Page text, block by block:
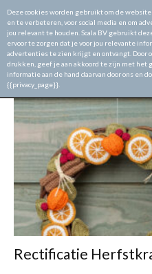
Home Tags Rectificiatie
TAG:
Rectificatie
Deze cookies worden gebruikt om de
en te verbeteren, voor social media en om
jou relevant te houden. Scala BV gebruikt
ervoor te zorgen dat je voor jou relevante
advertenties te zien krijgt en ontvangt. Door
drukken, geef je aan akkoord te zijn met het
informatie aan de hand daarvan door ons en
{{privacy_page}}.